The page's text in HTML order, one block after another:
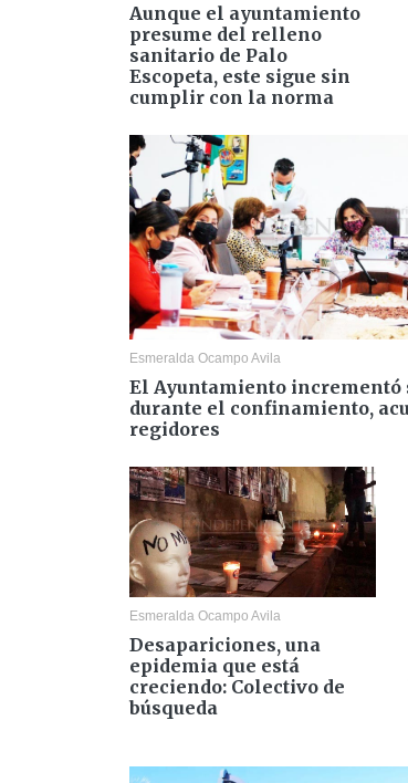
Aunque el ayuntamiento
presume del relleno
sanitario de Palo
Escopeta, este sigue sin
cumplir con la norma
Esmeralda Ocampo Avila
El Ayuntamiento incrementó
durante el confinamiento,
regidores
Esmeralda Ocampo Avila
Desapariciones, una
epidemia que está
creciendo: Colectivo de
búsqueda